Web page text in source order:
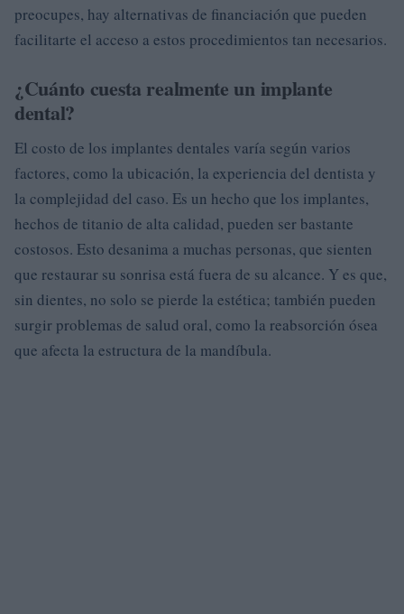
preocupes, hay alternativas de financiación que pueden
facilitarte el acceso a estos procedimientos tan necesarios.
¿Cuánto cuesta realmente un implante
dental?
El costo de los implantes dentales varía según varios
factores, como la ubicación, la experiencia del dentista y
la complejidad del caso. Es un hecho que los implantes,
hechos de titanio de alta calidad, pueden ser bastante
costosos. Esto desanima a muchas personas, que sienten
que restaurar su sonrisa está fuera de su alcance. Y es que,
sin dientes, no solo se pierde la estética; también pueden
surgir problemas de salud oral, como la reabsorción ósea
que afecta la estructura de la mandíbula.